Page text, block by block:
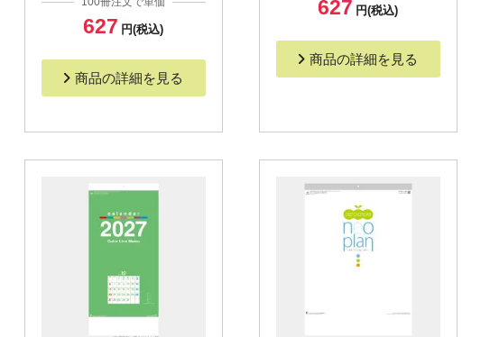
627 円(税込)
商品の詳細を見る
627 円(税込)
商品の詳細を見る